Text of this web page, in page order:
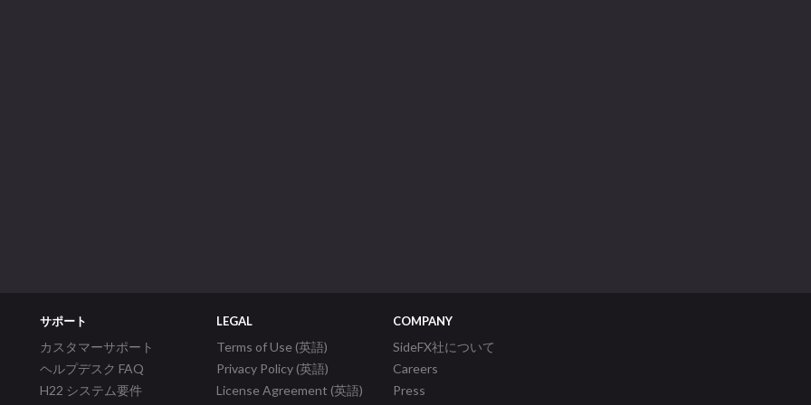
サポート
カスタマーサポート
ヘルプデスク FAQ
H22 システム要件
LEGAL
Terms of Use (英語)
Privacy Policy (英語)
License Agreement (英語)
COMPANY
SideFX社について
Careers
Press